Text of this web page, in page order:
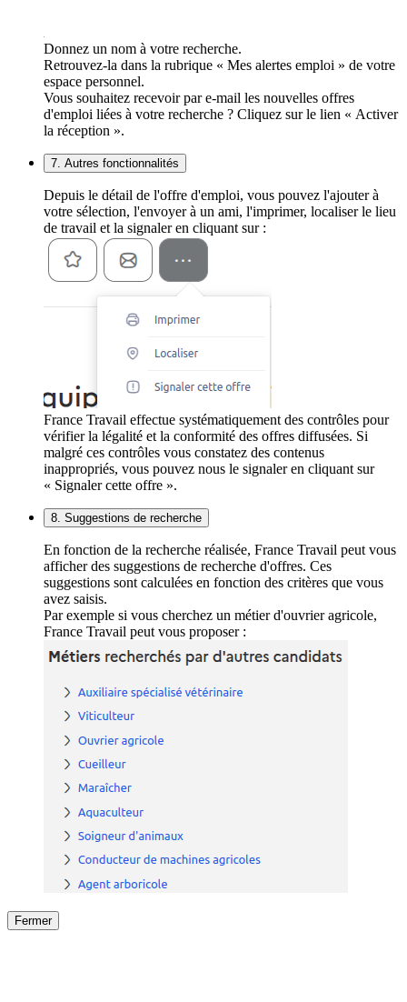
Donnez un nom à votre recherche.
Retrouvez-la dans la rubrique « Mes alertes emploi » de votre
espace personnel.
Vous souhaitez recevoir par e-mail les nouvelles offres
d'emploi liées à votre recherche ? Cliquez sur le lien « Activer
la réception ».
7. Autres fonctionnalités
Depuis le détail de l'offre d'emploi, vous pouvez l'ajouter à
votre sélection, l'envoyer à un ami, l'imprimer, localiser le lieu
de travail et la signaler en cliquant sur :
France Travail effectue systématiquement des contrôles pour
vérifier la légalité et la conformité des offres diffusées. Si
malgré ces contrôles vous constatez des contenus
inappropriés, vous pouvez nous le signaler en cliquant sur
« Signaler cette offre ».
8. Suggestions de recherche
En fonction de la recherche réalisée, France Travail peut vous
afficher des suggestions de recherche d'offres. Ces
suggestions sont calculées en fonction des critères que vous
avez saisis.
Par exemple si vous cherchez un métier d'ouvrier agricole,
France Travail peut vous proposer :
Fermer